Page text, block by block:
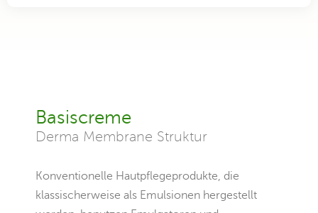
Basiscreme
Derma Membrane Struktur
Konventionelle Hautpflegeprodukte, die
klassischerweise als Emulsionen hergestellt